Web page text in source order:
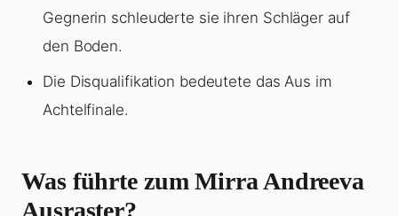
Gegnerin schleuderte sie ihren Schläger auf
den Boden.
Die Disqualifikation bedeutete das Aus im
Achtelfinale.
Was führte zum Mirra Andreeva
Ausraster?